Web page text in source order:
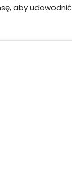
aby